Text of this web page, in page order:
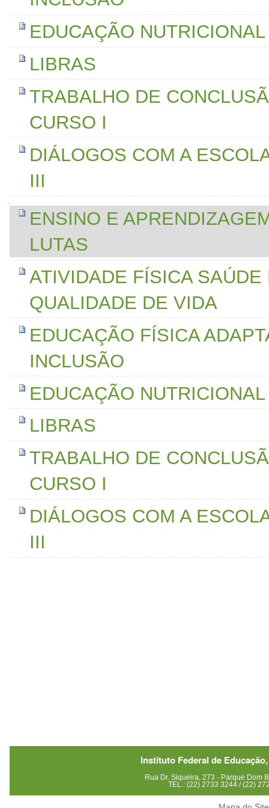
EDUCAÇÃO NUTRICIONAL
LIBRAS
TRABALHO DE
CURSO I
DIÁLOGOS COM A
III
Navegação
ENSINO E
LUTAS
ATIVIDADE FÍSICA SAÚDE
QUALIDADE DE VIDA
EDUCAÇÃO FÍSICA
INCLUSÃO
EDUCAÇÃO NUTRICIONAL
LIBRAS
TRABALHO DE
CURSO I
DIÁLOGOS COM A
III
Instituto Federal de
Rua Dr. Siqueira, 273 - Parque Dom
TEL.: (22) 2733 3244 / (22)